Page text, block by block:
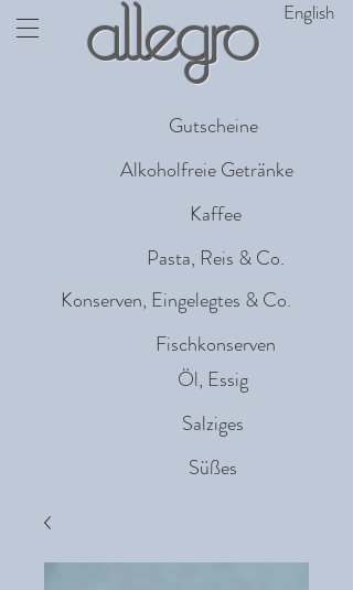
English
allegro
Gutscheine
Alkoholfreie Getränke
Kaffee
Pasta, Reis & Co.
Konserven, Eingelegtes & Co.
Fischkonserven
Öl, Essig
Salziges
Süßes